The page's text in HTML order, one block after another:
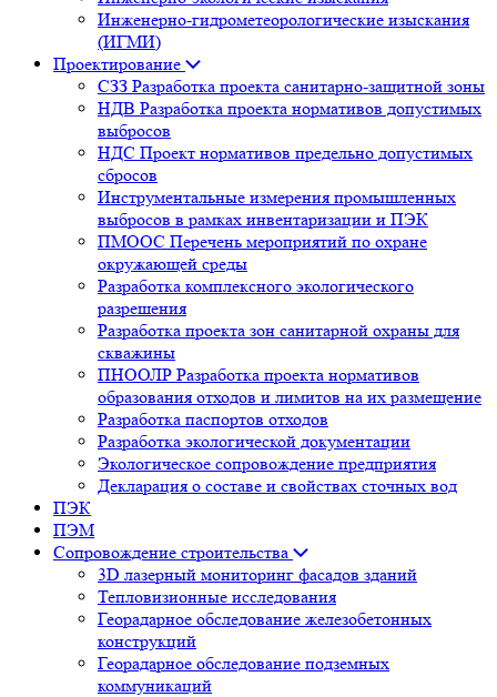
Инженерно-гидрометеорологические изыскания
(ИГМИ)
Проектирование
СЗЗ Разработка проекта санитарно-защитной зоны
НДВ Разработка проекта нормативов допустимых
выбросов
НДС Проект нормативов предельно допустимых
сбросов
Инструментальные измерения промышленных
выбросов в рамках инвентаризации и ПЭК
ПМООС Перечень мероприятий по охране
окружающей среды
Разработка комплексного экологического
разрешения
Разработка проекта зон санитарной охраны для
скважины
ПНООЛР Разработка проекта нормативов
образования отходов и лимитов на их размещение
Разработка паспортов отходов
Разработка экологической документации
Экологическое сопровождение предприятия
Декларация о составе и свойствах сточных вод
ПЭК
ПЭМ
Сопровождение строительства
3D лазерный мониторинг фасадов зданий
Тепловизионные исследования
Георадарное обследование железобетонных
конструкций
Георадарное обследование подземных
коммуникаций